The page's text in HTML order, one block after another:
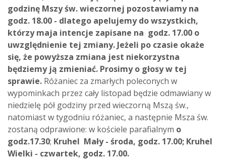
godzinę Mszy św. wieczornej pozostawiamy na
godz. 18.00 - dlatego apelujemy do wszystkich,
którzy maja intencje zapisane na godz. 17.00 o
uwzględnienie tej zmiany. Jeżeli po czasie okaże
się, że powyższa zmiana jest niekorzystna
będziemy ją zmieniać. Prosimy o głosy w tej
sprawie. Różaniec za zmarłych poleconych w
wypominkach przez cały listopad będzie odmawiany w
niedzielę pół godziny przed wieczorną Mszą św.,
natomiast w tygodniu różaniec, a następnie Msza św.
zostaną odprawione: w kościele parafialnym o
godz.17.30; Kruhel Mały - środa, godz. 17.00; Kruhel
Wielki - czwartek, godz. 17.00.